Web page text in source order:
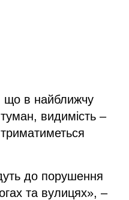
що в найближчу
видимість –
до порушення
та вулицях», –